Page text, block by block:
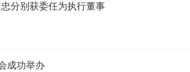
分别获委任为执行董事
成功举办